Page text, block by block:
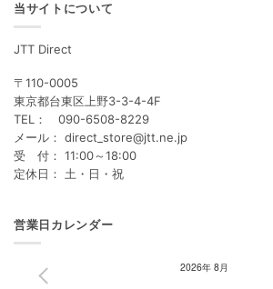
当サイトについて
JTT Direct
〒110-0005
東京都台東区上野3-3-4-4F
TEL： 090-6508-8229
メール： direct_store@jtt.ne.jp
受 付： 11:00～18:00
定休日： 土・日・祝
営業日カレンダー
2026年 8月